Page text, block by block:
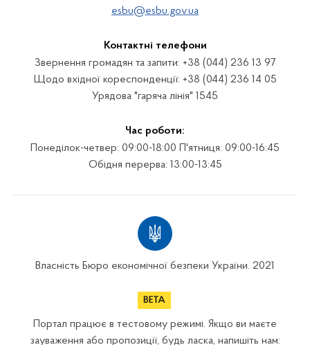
esbu@esbu.gov.ua
Контактні телефони
Звернення громадян та запити: +38 (044) 236 13 97
Щодо вхідної кореспонденції: +38 (044) 236 14 05
Урядова "гаряча лінія" 1545
Час роботи:
Понеділок-четвер: 09:00-18:00 П'ятниця: 09:00-16:45
Обідня перерва: 13:00-13:45
Власність Бюро економічної безпеки України. 2021
Портал працює в тестовому режимі. Якщо ви маєте
зауваження або пропозиції, будь ласка, напишіть нам: